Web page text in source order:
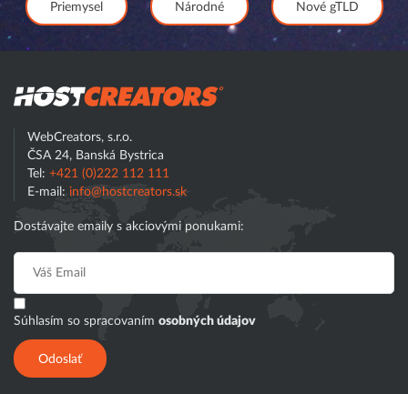
Priemysel Národné Nové gTLD
WebCreators, s.r.o.
ČSA 24, Banská Bystrica
Tel: +421 (0)222 112 111
E-mail: info@hostcreators.sk
Dostávajte emaily s akciovými ponukami:
Súhlasím so spracovaním osobných údajov
Odoslať